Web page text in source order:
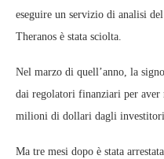
eseguire un servizio di analisi
Theranos è stata sciolta.
Nel marzo di quell’anno, la
dai regolatori finanziari per
milioni di dollari dagli
Ma tre mesi dopo è stata